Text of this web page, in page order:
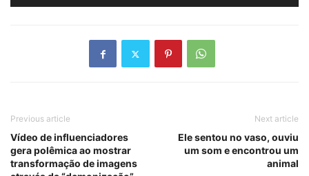
Previous article
Vídeo de influenciadores
gera polêmica ao mostrar
transformação de imagens
Next article
Ele sentou no vaso, ouviu
um som e encontrou um
animal